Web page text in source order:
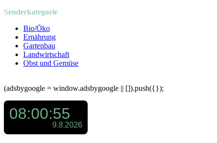
Senderkategorie
Bio/Öko
Ernährung
Gartenbau
Landwirtschaft
Obst und Gemüse
(adsbygoogle = window.adsbygoogle || []).push({});